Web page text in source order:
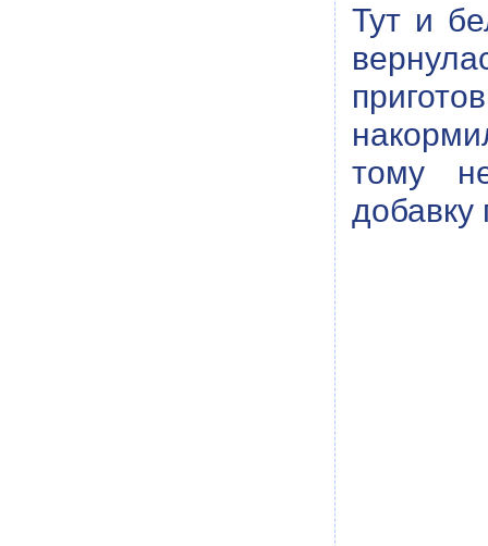
Тут и
тому
добавку